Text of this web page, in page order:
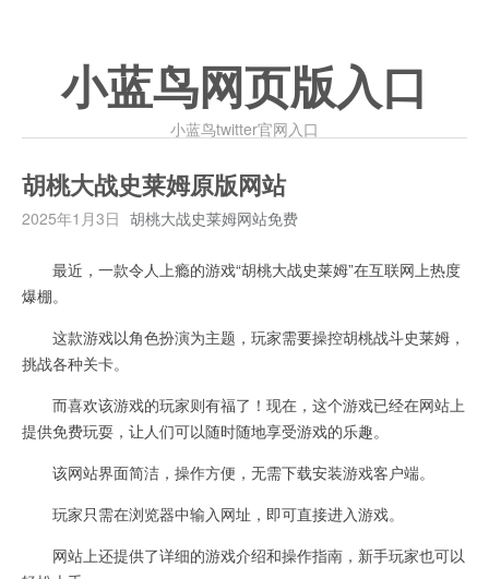
小蓝鸟网页版入口
小蓝鸟twitter官网入口
胡桃大战史莱姆原版网站
2025年1月3日 胡桃大战史莱姆网站免费
最近，一款令人上瘾的游戏“胡桃大战史莱姆”在互联网上热度
爆棚。
这款游戏以角色扮演为主题，玩家需要操控胡桃战斗史莱姆，
挑战各种关卡。
而喜欢该游戏的玩家则有福了！现在，这个游戏已经在网站上
提供免费玩耍，让人们可以随时随地享受游戏的乐趣。
该网站界面简洁，操作方便，无需下载安装游戏客户端。
玩家只需在浏览器中输入网址，即可直接进入游戏。
网站上还提供了详细的游戏介绍和操作指南，新手玩家也可以